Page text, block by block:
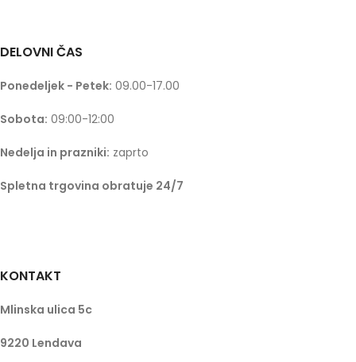
DELOVNI ČAS
Ponedeljek - Petek: 09.00-17.00
Sobota: 09:00-12:00
Nedelja in prazniki: zaprto
Spletna trgovina obratuje 24/7
KONTAKT
Mlinska ulica 5c
9220 Lendava